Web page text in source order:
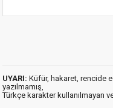
UYARI: Küfür, hakaret, rencide
yazılmamış,
Türkçe karakter kullanılmayan